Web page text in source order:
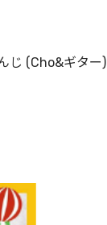
じ (Cho&ギター)